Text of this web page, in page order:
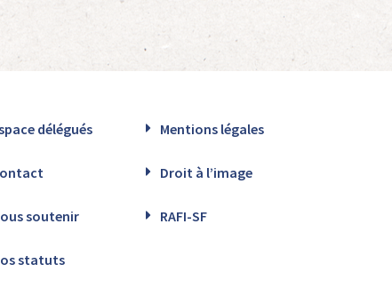
délégués Mentions légales
Droit à l’image
soutenir RAFI-SF
statuts